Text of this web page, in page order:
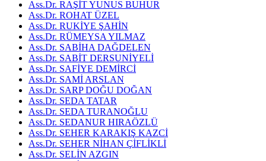
Ass.Dr. RAŞİT YUNUS BUHUR
Ass.Dr. ROHAT ÜZEL
Ass.Dr. RUKİYE ŞAHİN
Ass.Dr. RÜMEYSA YILMAZ
Ass.Dr. SABİHA DAĞDELEN
Ass.Dr. SABİT DERSUNİYELİ
Ass.Dr. SAFİYE DEMİRCİ
Ass.Dr. SAMİ ARSLAN
Ass.Dr. SARP DOĞU DOĞAN
Ass.Dr. SEDA TATAR
Ass.Dr. SEDA TURANOĞLU
Ass.Dr. SEDANUR HIRAÖZLÜ
Ass.Dr. SEHER KARAKIŞ KAZCİ
Ass.Dr. SEHER NİHAN ÇİFLİKLİ
Ass.Dr. SELİN AZGIN